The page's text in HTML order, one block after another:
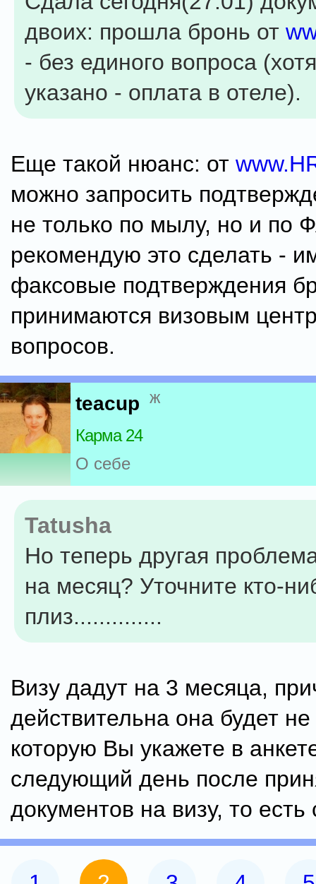
двоих: прошла бронь от
- без единого вопроса
указано - оплата в отеле).
Еще такой нюанс: от
можно запросить
не только по мылу, но и по
рекомендую это сделать -
факсовые подтверждения
принимаются визовым
вопросов.
teacup ж
Карма 24
О себе
Tatusha
Но теперь другая
на месяц? Уточните кто-
плиз..............
Визу дадут на 3 месяца,
действительна она будет
которую Вы укажете в
следующий день после
документов на визу, то есть